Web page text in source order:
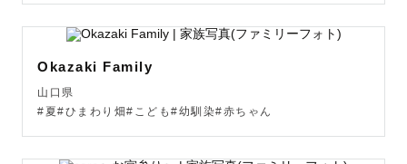
Okazaki Family
山口県
#夏#ひまわり畑#こども#幼馴染#赤ちゃん